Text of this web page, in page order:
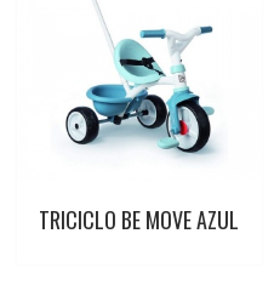
TRICICLO BE MOVE AZUL